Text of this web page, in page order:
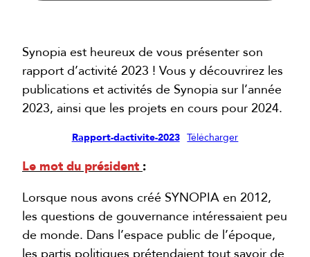
Synopia est heureux de vous présenter son
rapport d’activité 2023 ! Vous y découvrirez les
publications et activités de Synopia sur l’année
2023, ainsi que les projets en cours pour 2024.
Rapport-dactivite-2023 Télécharger
Le mot du président :
Lorsque nous avons créé SYNOPIA en 2012,
les questions de gouvernance intéressaient peu
de monde. Dans l’espace public de l’époque,